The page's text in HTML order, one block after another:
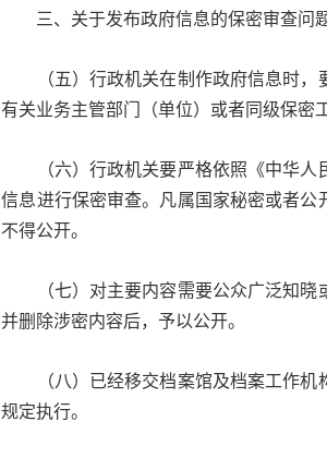
三、关于发布政府信息的保密审查问
（五）行政机关在制作政府信息时，
有关业务主管部门（单位）或者同级保密
（六）行政机关要严格依照《中华人
信息进行保密审查。凡属国家秘密或者公
不得公开。
（七）对主要内容需要公众广泛知晓
并删除涉密内容后，予以公开。
（八）已经移交档案馆及档案工作机
规定执行。